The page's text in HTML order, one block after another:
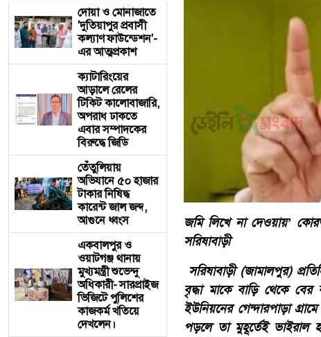
দোয়া ও মোনাজাতে
'দুতিয়াপুর প্রবাসী
কল্যাণ ফাউন্ডেশন'-
এর আত্মপ্রকাশ
ক্যাটারিংয়ের
আড়ালে রেলের
টিকিট কালোবাজারি,
অপরাধ ঢাকতে
এবার সম্পাদকের
বিরুদ্ধে জিডি
তেঁতুলিয়ায়
অভিযানে ৫০ হাজার
টাকার নিষিদ্ধ
কারেন্ট জাল জব্দ,
আগুনে ধ্বংস
একবালপুর ও
ওয়াটগঞ্জ থানায়
মুখ্যমন্ত্রী শুভেন্দু
অধিকারী- সারপ্রাইজ
ভিজিটে পুলিশের
কাজকর্ম খতিয়ে
দেখলেন।
জমি লিখে না দেওয়ায়’
সরিষাবাড়ী
সরিষাবাড়ী (জামালপুর)
বৃদ্ধা মাকে বাড়ি থেকে
ইউনিয়নের গেন্দারপাড়া
পড়লে তা মুহূর্তেই ভাইরাল